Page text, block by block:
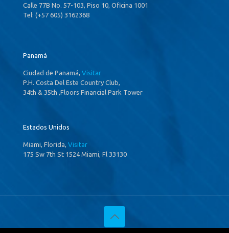
Calle 77B No. 57-103, Piso 10, Oficina 1001
Tel: (+57 605) 3162368
Panamá
Ciudad de Panamá, Visitar
P.H. Costa Del Este Country Club,
34th & 35th ,Floors Financial Park Tower
Estados Unidos
Miami, Florida, Visitar
175 Sw 7th St 1524 Miami, Fl 33130